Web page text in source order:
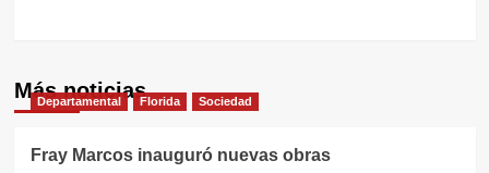
Más noticias
Departamental Florida Sociedad
Fray Marcos inauguró nuevas obras